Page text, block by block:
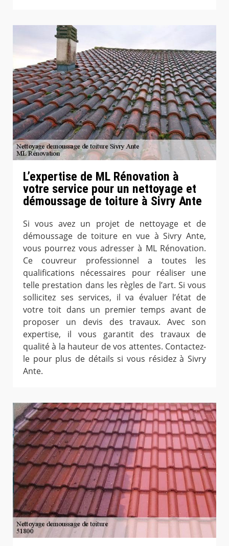
L’expertise de ML Rénovation à
votre service pour un nettoyage et
démoussage de toiture à Sivry Ante
Si vous avez un projet de nettoyage et de
démoussage de toiture en vue à Sivry Ante,
vous pourrez vous adresser à ML Rénovation.
Ce couvreur professionnel a toutes les
qualifications nécessaires pour réaliser une
telle prestation dans les règles de l’art. Si vous
sollicitez ses services, il va évaluer l’état de
votre toit dans un premier temps avant de
proposer un devis des travaux. Avec son
expertise, il vous garantit des travaux de
qualité à la hauteur de vos attentes. Contactez-
le pour plus de détails si vous résidez à Sivry
Ante.